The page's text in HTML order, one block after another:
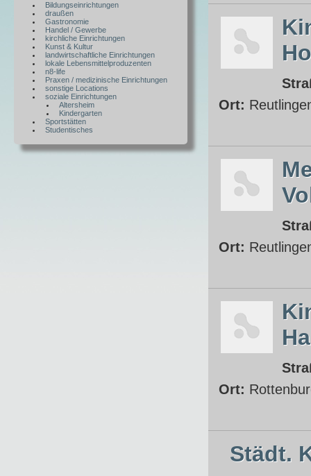
Bildungseinrichtungen
draußen
Gastronomie
Handel / Gewerbe
kirchliche Einrichtungen
Kunst & Kultur
landwirtschaftliche Einrichtungen
lokale Lebensmittelproduzenten
n8-life
Praxen / medizinische Einrichtungen
sonstige Locations
soziale Einrichtungen
Altersheim
Kindergarten
Sportstätten
Studentisches
Ort:
Ort:
Ort:
Städt.